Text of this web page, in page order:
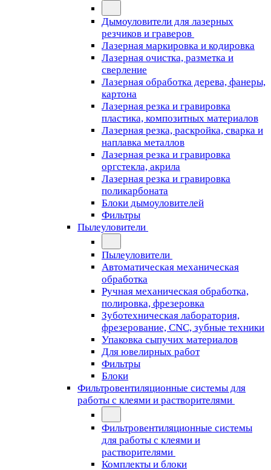
Дымоуловители для лазерных
резчиков и граверов
Лазерная маркировка и кодировка
Лазерная очистка, разметка и
сверление
Лазерная обработка дерева, фанеры,
картона
Лазерная резка и гравировка
пластика, композитных материалов
Лазерная резка, раскройка, сварка и
наплавка металлов
Лазерная резка и гравировка
оргстекла, акрила
Лазерная резка и гравировка
поликарбоната
Блоки дымоуловителей
Фильтры
Пылеуловители
Пылеуловители
Автоматическая механическая
обработка
Ручная механическая обработка,
полировка, фрезеровка
Зуботехническая лаборатория,
фрезерование, CNC, зубные техники
Упаковка сыпучих материалов
Для ювелирных работ
Фильтры
Блоки
Фильтровентиляционные системы для
работы с клеями и растворителями
Фильтровентиляционные системы
для работы с клеями и
растворителями
Комплекты и блоки